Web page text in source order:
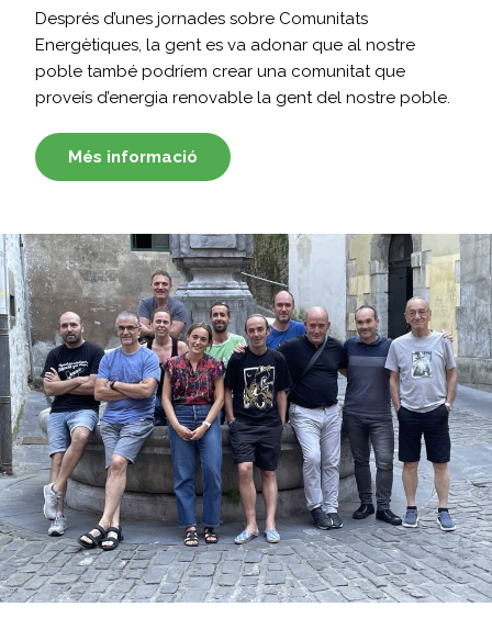
Després d’unes jornades sobre Comunitats
Energètiques, la gent es va adonar que al nostre
poble també podríem crear una comunitat que
proveís d’energia renovable la gent del nostre poble.
Més informació